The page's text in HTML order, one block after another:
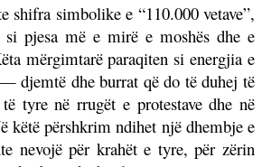
shifra simbolike e “110.000 vetave”,
si pjesa më e mirë e moshës dhe e
mërgimtarë paraqiten si energjia e
djemtë dhe burrat që do të duhej të
tyre në rrugët e protestave dhe në
këtë përshkrim ndihet një dhembje e
nevojë për krahët e tyre, për zërin